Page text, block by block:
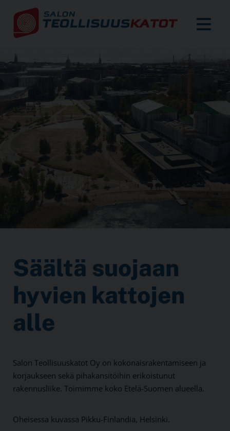
Säältä suojaan
hyvien kattojen
alle
Salon Teollisuuskatot Oy on kokonaisrakentamiseen ja
korjaukseen sekä pihakansitöihin erikoistunut
rakennusliike. Toimimme koko Etelä-Suomen alueella.
Oheisessa kuvassa Pikku-Finlandia, Helsinki.